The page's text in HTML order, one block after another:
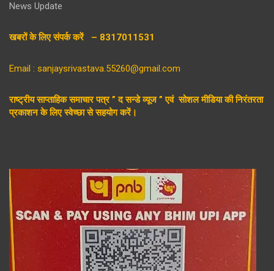
News Update
खबरों के लिए संपर्क करें – 8317011531
Email : sanjaysrivastava.55260@gmail.com
राष्ट्रीय साप्ताहिक समाचार पत्र ” द सन्डे व्यूज ” एवं सोशल मीडिया की निरंतरता
प्रकाशन के लिए स्वेच्छा से सहयोग करें।